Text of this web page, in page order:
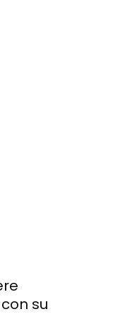
su